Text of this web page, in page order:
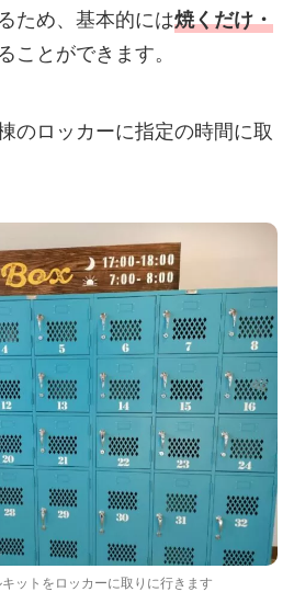
ため、基本的には焼くだけ・
ことができます。
のロッカーに指定の時間に取
ットをロッカーに取りに行きます